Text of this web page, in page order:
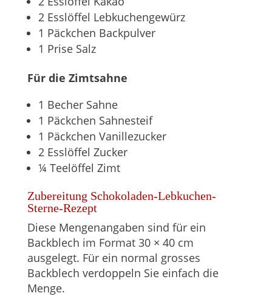
2 Esslöffel Lebkuchengewürz
1 Päckchen Backpulver
1 Prise Salz
Für die Zimtsahne
1 Becher Sahne
1 Päckchen Sahnesteif
1 Päckchen Vanillezucker
2 Esslöffel Zucker
¼ Teelöffel Zimt
Zubereitung Schokoladen-Lebkuchen-
Sterne-Rezept
Diese Mengenangaben sind für ein
Backblech im Format 30 × 40 cm
ausgelegt. Für ein normal grosses
Backblech verdoppeln Sie einfach die
Menge.